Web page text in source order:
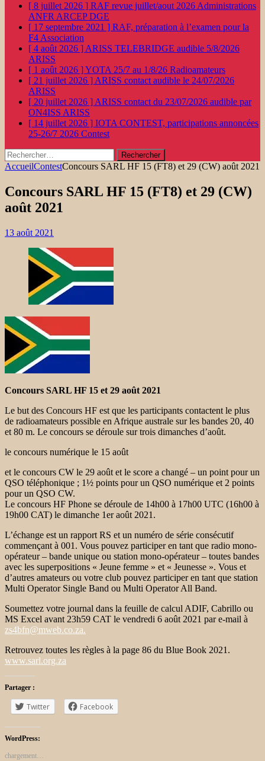
[ 8 juillet 2026 ] RAF revue juillet/aout 2026 Administrations
ANFR ARCEP DGE
[ 17 septembre 2021 ] RAF, préparation à l’examen pour la
F4 Association
[ 4 août 2026 ] ARISS TELEBRIDGE audible 5/8/2026
ARISS
[ 1 août 2026 ]YOTA 25/7 au 1/8/26 Radioamateurs
[ 21 juillet 2026 ] ARISS contact audible le 24/07/2026
ARISS
[ 20 juillet 2026 ] ARISS contact du 23/07/2026 audible par
ON4ISS ARISS
[ 14 juillet 2026 ] IOTA CONTEST, participations annoncées
25-26/7 2026 Contest
Rechercher :
AccueilContestConcours SARL HF 15 (FT8) et 29 (CW) août 2021
Concours SARL HF 15 (FT8) et 29 (CW)
août 2021
13 août 2021
Concours SARL HF 15 et 29 août 2021
Le but des Concours HF est que les participants contactent le plus
de radioamateurs possible en Afrique australe sur les bandes 20, 40
et 80 m. Le concours se déroule sur trois dimanches d’août.
le concours numérique le 15 août
et le concours CW le 29 août et le score a changé – un point pour un
QSO téléphonique ; 1½ points pour un QSO numérique et 2 points
pour un QSO CW.
Le concours HF Phone se déroule de 14h00 à 17h00 UTC (16h00 à
19h00 CAT) le dimanche 1er août 2021.
L’échange est un rapport RS et un numéro de série consécutif
commençant à 001. Vous pouvez participer en tant que radio mono-
opérateur – bande unique ou station mono-opérateur – toutes bandes
avec les superpositions « Jeune femme » et « Jeunesse ». Vous et
d’autres amateurs ou votre club pouvez participer en tant que station
Multi Operator Single Band ou Multi Operator All Band.
Soumettez votre journal dans la feuille de calcul ADIF, Cabrillo ou
MS Excel avant 23h59 CAT le vendredi 6 août 2021 par e-mail à
zs4bfn@mweb.co.za.
Retrouvez toutes les règles à la page 86 du Blue Book 2021.
www.sarl.org.za
Partager :
Twitter Facebook
WordPress:
chargement…